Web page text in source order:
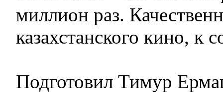
миллион раз.
казахстанского кино, к
Подготовил Тимур